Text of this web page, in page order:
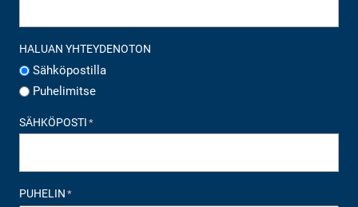
HALUAN YHTEYDENOTON
Sähköpostilla
Puhelimitse
SÄHKÖPOSTI *
PUHELIN *